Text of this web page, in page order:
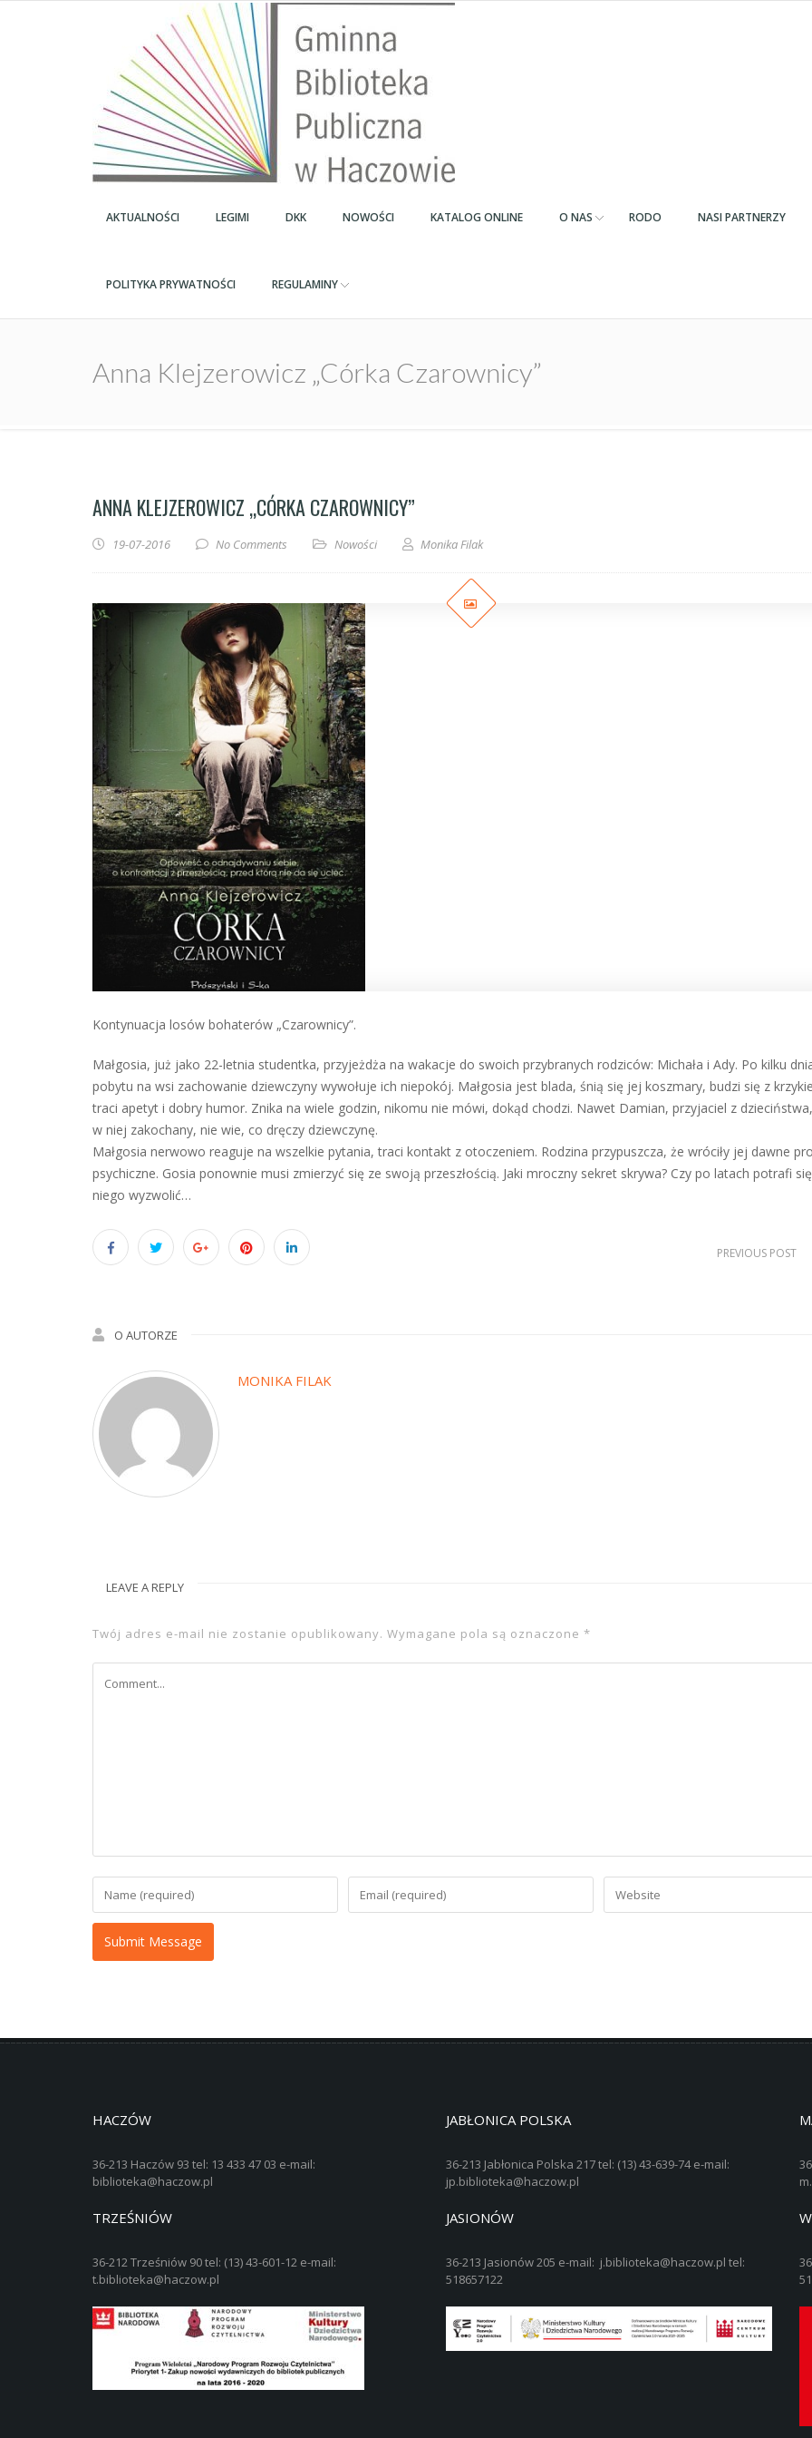
AKTUALNOŚCI LEGIMI DKK NOWOŚCI KATALOG ONLINE O NAS RODO NASI PARTNERZY
POLITYKA PRYWATNOŚCI REGULAMINY
Anna Klejzerowicz „Córka Czarownicy”
ANNA KLEJZEROWICZ „CÓRKA CZAROWNICY”
19-07-2016 No Comments Nowości Monika Filak
Kontynuacja losów bohaterów „Czarownicy”.
Małgosia, już jako 22-letnia studentka, przyjeżdża na wakacje do swoich przybranych rodziców: Michała i Ady. Po kilku
pobytu na wsi zachowanie dziewczyny wywołuje ich niepokój. Małgosia jest blada, śnią się jej koszmary, budzi się z
traci apetyt i dobry humor. Znika na wiele godzin, nikomu nie mówi, dokąd chodzi. Nawet Damian, przyjaciel z
w niej zakochany, nie wie, co dręczy dziewczynę.
Małgosia nerwowo reaguje na wszelkie pytania, traci kontakt z otoczeniem. Rodzina przypuszcza, że wróciły jej dawne
psychiczne. Gosia ponownie musi zmierzyć się ze swoją przeszłością. Jaki mroczny sekret skrywa? Czy po latach potrafi
niego wyzwolić…
PREVIOUS POST
O AUTORZE
MONIKA FILAK
LEAVE A REPLY
Twój adres e-mail nie zostanie opublikowany. Wymagane pola są oznaczone *
HACZÓW
36-213 Haczów 93 tel: 13 433 47 03 e-mail:
biblioteka@haczow.pl
JABŁONICA POLSKA
36-213 Jabłonica Polska 217 tel: (13) 43-639-74 e-mail:
jp.biblioteka@haczow.pl
TRZEŚNIÓW
36-212 Trześniów 90 tel: (13) 43-601-12 e-mail:
t.biblioteka@haczow.pl
JASIONÓW
36-213 Jasionów 205 e-mail: j.biblioteka@haczow.pl tel:
518657122